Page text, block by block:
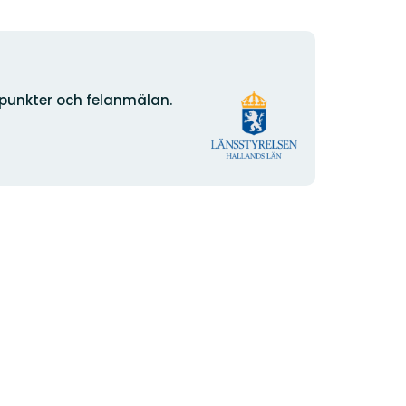
och felanmälan.
Organisationens
logotyp